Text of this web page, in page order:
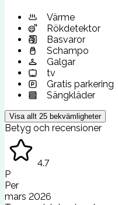
Värme
Rökdetektor
Basvaror
Schampo
Galgar
tv
Gratis parkering
Sängkläder
Visa allt 25 bekvämligheter
Betyg och recensioner
4.7
P
Per
mars 2026